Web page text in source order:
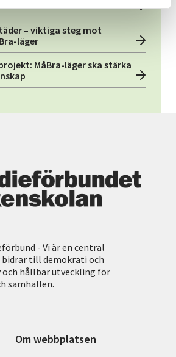
– viktiga steg mot
läger
MåBra-läger ska stärka
- Vi är en central
till demokrati och
hållbar utveckling för
samhällen.
Om webbplatsen